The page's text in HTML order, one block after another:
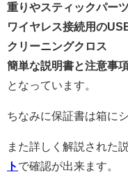
重りやスティックパー
ワイヤレス接続用の
クリーニングクロス
簡単な説明書と注意事
となっています。
ちなみに保証書は箱に
また詳しく解説された
ト で確認が出来ます。